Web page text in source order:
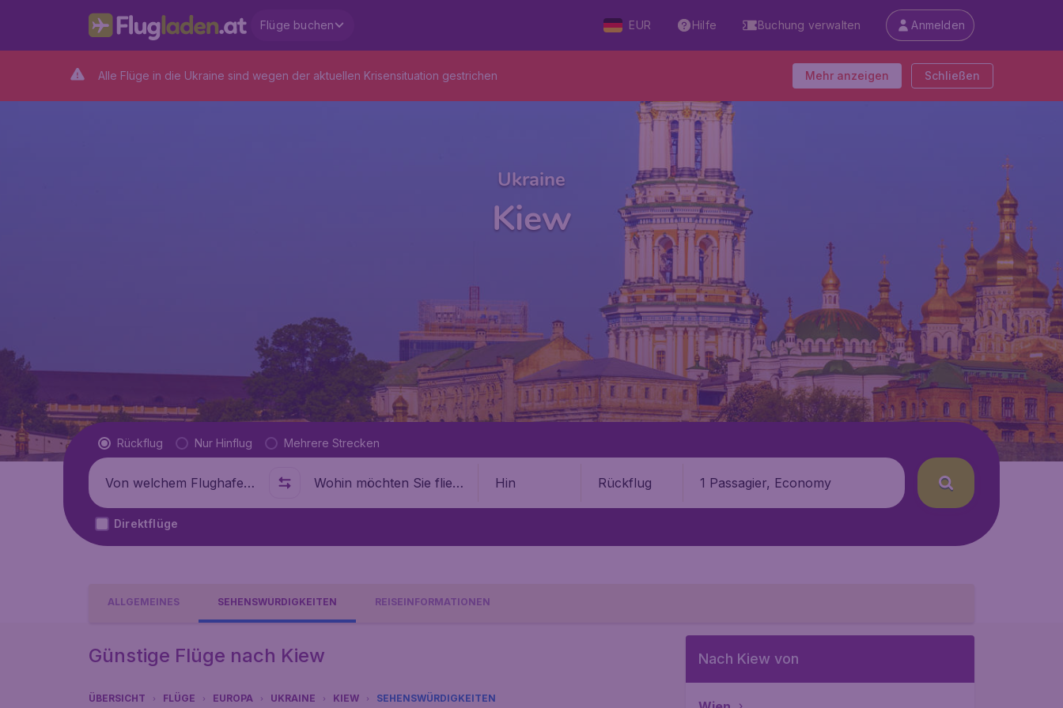
Flüge buchen EUR Hilfe Buchung verwalten Anmelden
Alle Flüge in die Ukraine sind wegen der aktuellen Krisensituation gestrichen Mehr anzeigen Schließen
Ukraine
Kiew
Flugtyp
Rückflug Nur Hinflug Mehrere Strecken
Abflug von Wohin Hin Rückflug 1 Passagier, Economy
Direktflüge
ALLGEMEINES SEHENSWÜRDIGKEITEN REISEINFORMATIONEN
Günstige Flüge nach Kiew
ÜBERSICHT FLÜGE EUROPA UKRAINE KIEW SEHENSWÜRDIGKEITEN
Nach Kiew von